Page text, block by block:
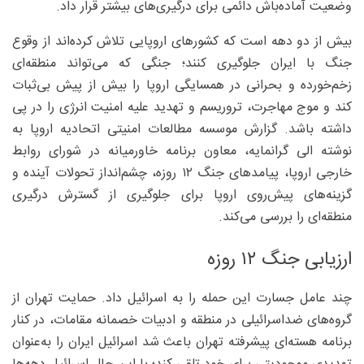
وضعیت آماده‌باش دائمی برای درگیری‌های بیشتر قرار داد.
بیش از دو دهه است که کشورهای اروپایی تلاش کرده‌اند از وقوع
جنگ با ایران جلوگیری کنند؛ جنگی که می‌تواند منطقه‌ای
زخم‌خورده و بحرانی در همسایگی اروپا را بیش از پیش بی‌ثبات
کند و موج مهاجرت، تروریسم و تهدید علیه امنیت انرژی را در پی
داشته باشد. گزارش موسسه مطالعات امنیتی اتحادیه اروپا به
نوشته الی گرانمایه، معاون برنامه خاورمیانه در شورای روابط
خارجی اروپا، پیامدهای جنگ ۱۲ روزه، چشم‌انداز تحولات آینده و
گزینه‌های پیش‌روی اروپا برای جلوگیری از گسترش درگیری
منطقه‌ای را بررسی می‌کند.
ارزیابی جنگ ۱۲ روزه
چند عامل جسارت این حمله را به اسرائیل داد. حمایت تهران از
گروه‌های ضداسرائیلی در منطقه و ادبیات خصمانه مقامات، در کنار
برنامه هسته‌ای پیشرفته تهران باعث شد اسرائیل ایران را به‌عنوان